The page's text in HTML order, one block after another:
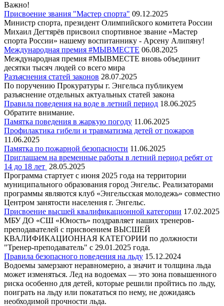
Важно!
Присвоение звания "Мастер спорта" 09.12.2025
Министр спорта, президент Олимпийского комитета России
Михаил Дегтярёв присвоил спортивное звание «Мастер
спорта России» нашему воспитаннику - Арсену Алипяну!
Международная премия #МЫВМЕСТЕ 06.08.2025
Международная премия #МЫВМЕСТЕ вновь объединит
десятки тысяч людей со всего мира
Разъяснения статей законов 28.07.2025
По поручению Прокуратуры г. Энгельса публикуем
разъяснение отдельных актуальных статей закона
Правила поведения на воде в летний период 18.06.2025
Обратите внимание.
Памятка поведения в жаркую погоду 11.06.2025
Профилактика гибели и травматизма детей от пожаров
11.06.2025
Памятка по пожарной безопасности 11.06.2025
Приглашаем на временные работы в летний период ребят от
14 до 18 лет 28.05.2025
Программа стартует с июня 2025 года на территории
муниципального образования город Энгельс. Реализаторами
программы являются клуб «Энгельсская молодежь» совместно
Центром занятости населения г. Энгельс.
Присвоение высшей квалификационной категории 17.02.2025
МБУ ДО «СШ «Юность» поздравляет наших тренеров-
преподавателей с присвоением ВЫСШЕЙ
КВАЛИФИКАЦИОННАЯ КАТЕГОРИИ по должности
"Тренер-преподаватель" с 29.01.2025 года.
Правила безопасного поведения на льду 15.12.2024
Водоемы замерзают неравномерно, а значит и толщина льда
может изменяться. Лед на водоемах — это зона повышенного
риска особенно для детей, которые решили пройтись по льду,
поиграть на льду или покататься по нему, не дожидаясь
необходимой прочности льда.